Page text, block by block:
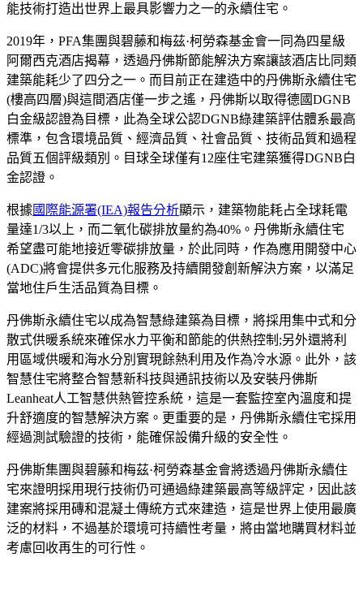
能技術打造出世界上最具影響力之一的永續住宅。
2019年，PFA集團與碧藤和梅茲·柯勞森基金會一同為四星級
阿爾西克酒店揭幕，透過丹佛斯節能解決方案讓該酒店比同類
建築能耗少了四分之一。而目前正在建造中的丹佛斯永續住宅
(樓高四層)與這間酒店僅一步之遙，丹佛斯以取得德國DGNB
白金級認證為目標，此為全球公認DGNB綠建築評估體系最高
標準，包含環境品質、經濟品質、社會品質、技術品質和過程
品質五個評級類別。目球全球僅有12座住宅建築獲得DGNB白
金認證。
根據國際能源署(IEA)報告分析顯示，建築物能耗占全球耗電
量達1/3以上，而二氧化碳排放量約為40%。丹佛斯永續住宅
希望盡可能地接近零碳排放量，於此同時，作為應用開發中心
(ADC)將會提供多元化服務及持續開發創新解決方案，以滿足
當地住戶生活品質為目標。
丹佛斯永續住宅以成為智慧綠建築為目標，將採用集中式和分
散式供暖系統來確保水力平衡和節能的供熱控制;另外還將利
用區域供暖和海水分別實現餘熱利用及作為冷水源。此外，該
智慧住宅將整合智慧新科技與通訊技術以及安裝丹佛斯
Leanheat人工智慧供熱管控系統，這是一套監控室內溫度和提
升舒適度的智慧解決方案。更重要的是，丹佛斯永續住宅採用
經過測試驗證的技術，能確保設備升級的安全性。
丹佛斯集團與碧藤和梅茲·柯勞森基金會將透過丹佛斯永續住
宅來證明採用現行技術仍可通過綠建築最高等級評定，因此該
建案將採用磚和混凝土傳統方式來建造，這是世界上使用最廣
泛的材料，不過基於環境可持續性考量，將由當地購買材料並
考慮回收再生的可行性。